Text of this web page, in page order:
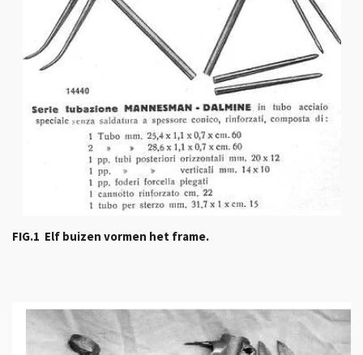
FIG.1 Elf buizen vormen het frame.